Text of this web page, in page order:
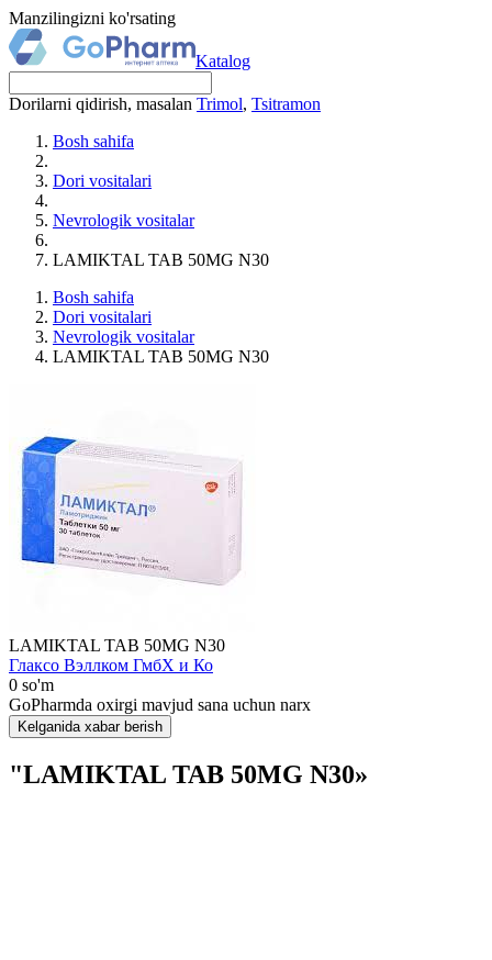
Manzilingizni ko'rsating
Katalog
Dorilarni qidirish, masalan Trimol, Tsitramon
Bosh sahifa
Dori vositalari
Nevrologik vositalar
LAMIKTAL TAB 50MG N30
Bosh sahifa
Dori vositalari
Nevrologik vositalar
LAMIKTAL TAB 50MG N30
LAMIKTAL TAB 50MG N30
Глаксо Вэллком ГмбХ и Ко
0 so'm
GoPharmda oxirgi mavjud sana uchun narx
Kelganida xabar berish
"LAMIKTAL TAB 50MG N30»